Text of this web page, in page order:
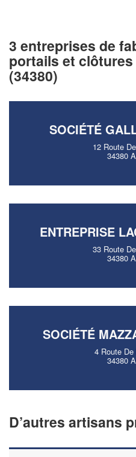
3 entreprises de
portails et
(34380)
SOCIÉTÉ
12 Route
34380
ENTREPRISE
33 Route
34380
SOCIÉTÉ
4 Route
34380
D’autres artisans
✕
Augmentez
vosmarges
nouveaux